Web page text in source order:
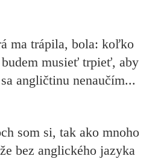
ma trápila, bola: koľko
musieť trpieť, aby
angličtinu nenaučím...
som si, tak ako mnoho
bez anglického jazyka